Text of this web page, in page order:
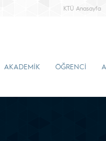
KTÜ Anasayfa
AKADEMİK ÖĞRENCİ